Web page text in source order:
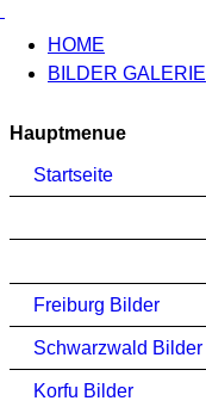
HOME
BILDER GALERIE
Hauptmenue
Startseite
Freiburg Bilder
Schwarzwald Bilder
Korfu Bilder